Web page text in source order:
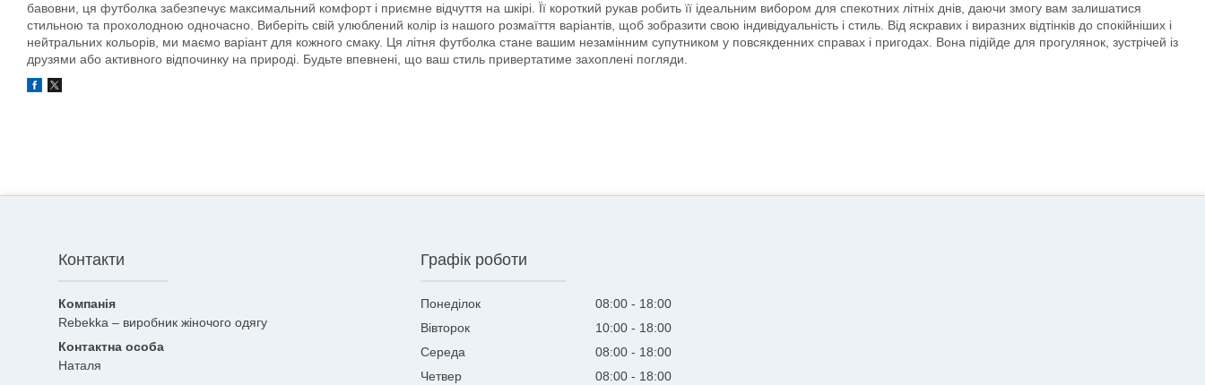
бавовни, ця футболка забезпечує максимальний комфорт і приємне відчуття на шкірі. Її короткий рукав робить її ідеальним вибором для спекотних літніх днів, даючи змогу вам залишатися
стильною та прохолодною одночасно. Виберіть свій улюблений колір із нашого розмаїття варіантів, щоб зобразити свою індивідуальність і стиль. Від яскравих і виразних відтінків до спокійніших і
нейтральних кольорів, ми маємо варіант для кожного смаку. Ця літня футболка стане вашим незамінним супутником у повсякденних справах і пригодах. Вона підійде для прогулянок, зустрічей із
друзями або активного відпочинку на природі. Будьте впевнені, що ваш стиль привертатиме захоплені погляди.
Контакти
Rebekka – виробник жіночого одягу
Наталя
Графік роботи
Понеділок 08:00
18:00
Вівторок
10:00
18:00
Середа
08:00
18:00
Четвер
08:00
18:00